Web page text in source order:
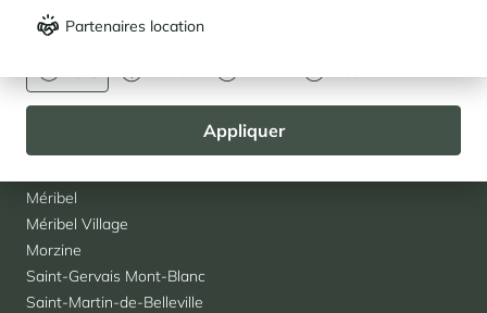
DEVISE
Appliquer
Partenaires location
Courchevel Moriond
Courchevel Village
La Rosière
Méribel
Méribel Village
Morzine
Saint-Gervais Mont-Blanc
Saint-Martin-de-Belleville